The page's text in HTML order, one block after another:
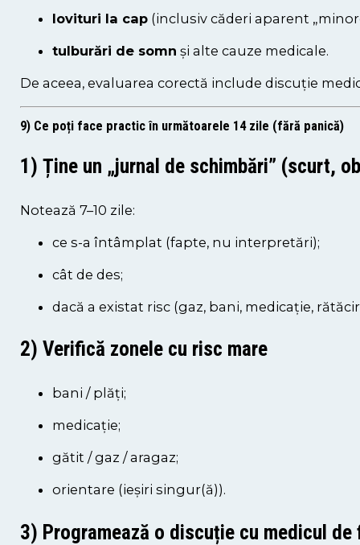
lovituri la cap (inclusiv căderi aparent
tulburări de somn și alte cauze medicale.
De aceea, evaluarea corectă include discuție
9) Ce poți face practic în următoarele 14 zile (fără panică)
1) Ține un „jurnal de schimbări” (scurt,
Notează 7–10 zile:
ce s-a întâmplat (fapte, nu interpretări);
cât de des;
dacă a existat risc (gaz, bani, medicație,
2) Verifică zonele cu risc mare
bani / plăți;
medicație;
gătit / gaz / aragaz;
orientare (ieșiri singur(ă)).
3) Programează o discuție cu medicul de